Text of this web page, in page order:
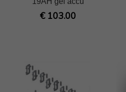
€ 103.00